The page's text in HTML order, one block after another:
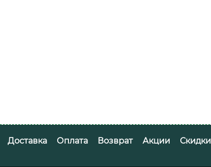
Доставка Оплата Возврат Акции Скидки